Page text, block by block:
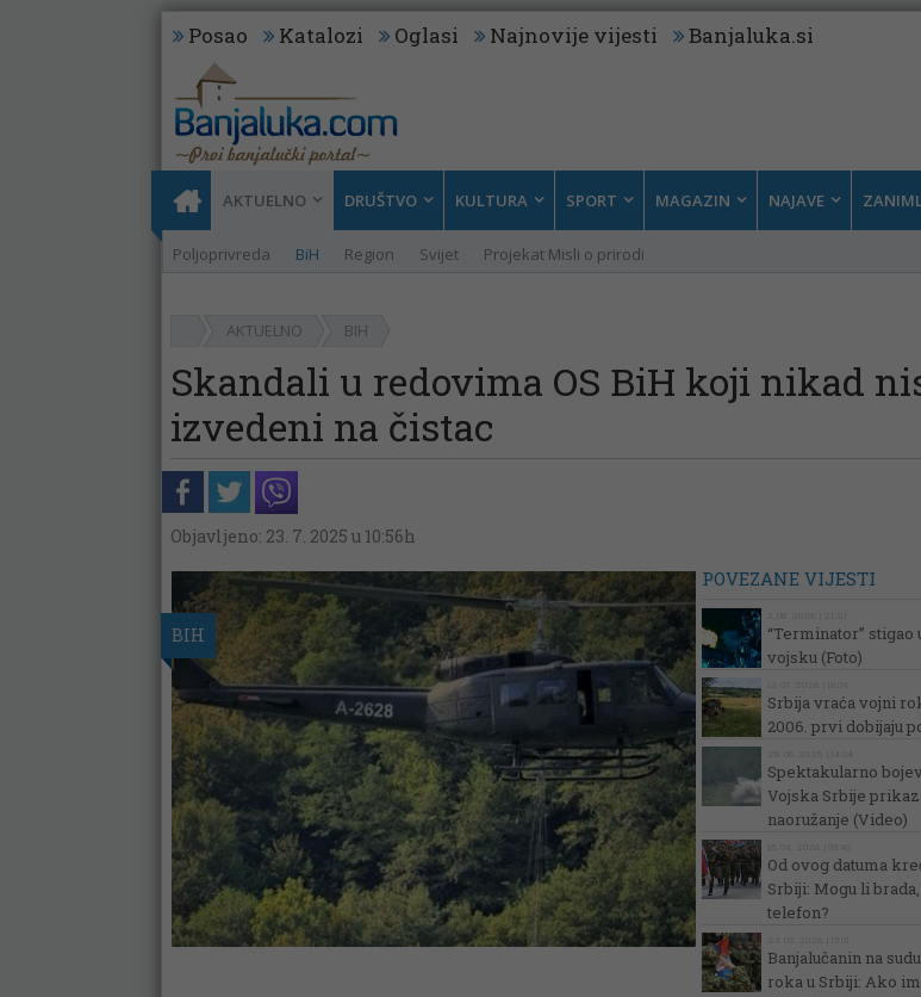
Posao Katalozi Oglasi Najnovije vijesti Banjaluka.si
AKTUELNO
Poljoprivreda BiH Region Svijet Projekat Misli o prirodi
DRUŠTVO KULTURA SPORT MAGAZIN NAJAVE
AKTUELNO BIH
Skandali u redovima OS BiH koji nikad
izvedeni na čistac
Objavljeno: 23. 7. 2025 u 10:56h
BIH
POVEZANE VIJESTI
“Terminator”
vojsku (Foto)
Srbija vraća vojni
2006. prvi dobijaju
Spektakularno
Vojska Srbije
naoružanje (Video)
Od ovog datuma
Srbiji: Mogu li
telefon?
Banjalučanin na
roka u Srbiji: Ako